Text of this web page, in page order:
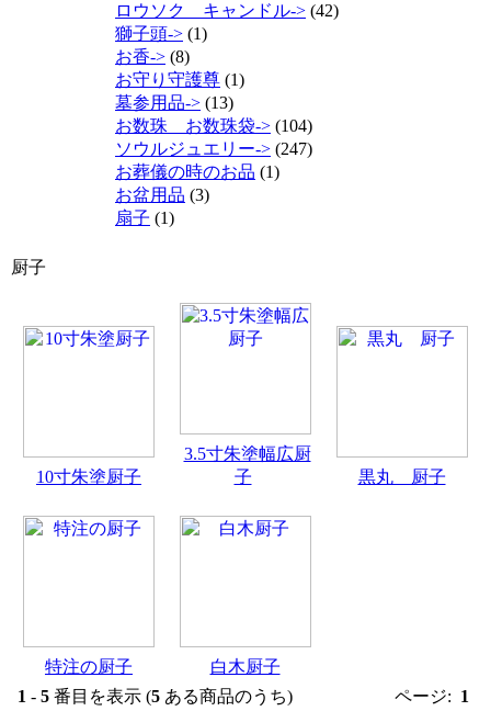
ロウソク キャンドル-> (42)
獅子頭-> (1)
お香-> (8)
お守り守護尊 (1)
墓参用品-> (13)
お数珠 お数珠袋-> (104)
ソウルジュエリー-> (247)
お葬儀の時のお品 (1)
お盆用品 (3)
扇子 (1)
厨子
10寸朱塗厨子
3.5寸朱塗幅広厨
子
黒丸 厨子
特注の厨子
白木厨子
1 - 5 番目を表示 (5 ある商品のうち) ページ: 1